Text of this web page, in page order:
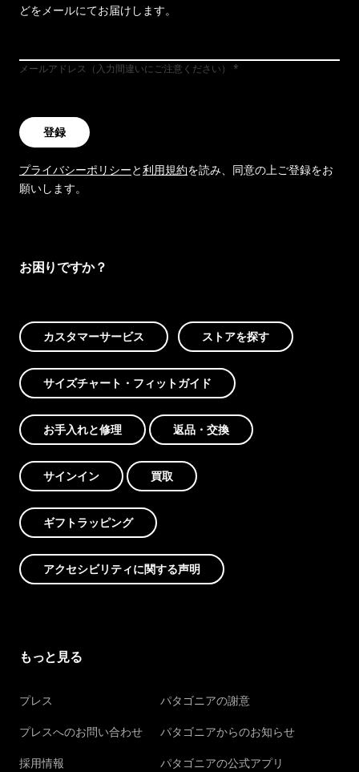
どをメールにてお届けします。
メールアドレス（入力間違いにご注意ください）
登録
プライバシーポリシーと利用規約を読み、同意の上ご登録をお
願いします。
お困りですか？
カスタマーサービス ストアを探す
サイズチャート・フィットガイド
お手入れと修理 返品・交換
サインイン 買取
ギフトラッピング
アクセシビリティに関する声明
もっと見る
プレス
プレスへのお問い合わせ
採用情報
パタゴニアの謝意
パタゴニアからのお知らせ
パタゴニアの公式アプリ